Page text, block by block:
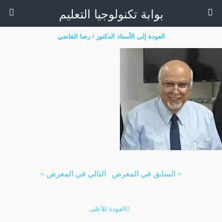
بوابة تكنولوجيا التعليم
العودة إلى الأستاذ الدكتور / رضا القاضي
« السابق في المعرض التالي في المعرض »
العودة للأعلى